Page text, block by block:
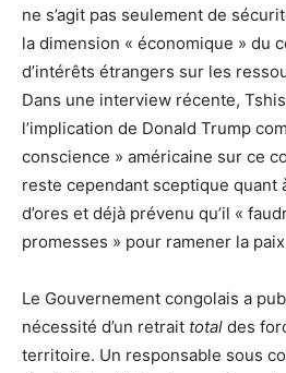
ne s’agit pas seulement de
la dimension « économique » du
d’intérêts étrangers sur les
Dans une interview récente,
l’implication de Donald Trump
conscience » américaine sur ce
reste cependant sceptique quant
d’ores et déjà prévenu qu’il «
promesses » pour ramener la paix
Le Gouvernement congolais a
nécessité d’un retrait total des
territoire. Un responsable sous